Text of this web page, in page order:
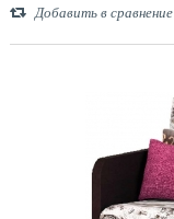
Добавить в сравнение